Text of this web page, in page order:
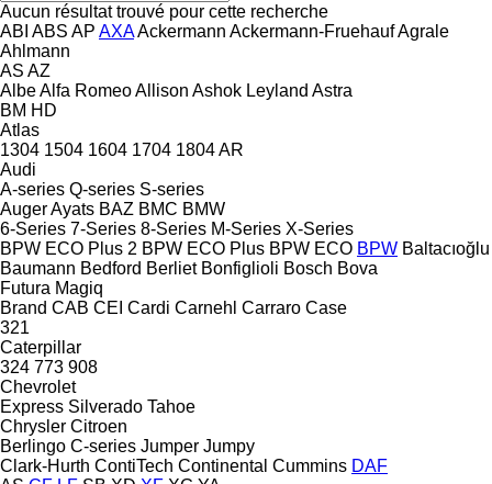
Aucun résultat trouvé pour cette recherche
ABI ABS AP AXAAckermann Ackermann-FruehaufAgrale
Ahlmann
AS AZ
AlbeAlfa RomeoAllison Ashok Leyland Astra
BM HD
Atlas
1304 1504 1604 1704 1804AR
Audi
A-series Q-series S-series
AugerAyats BAZ BMC BMW
6-Series 7-Series 8-Series M-Series X-Series
BPW ECO Plus 2 BPW ECO Plus BPW ECO BPW Baltacıoğlu
Baumann Bedford Berliet Bonfiglioli Bosch Bova
Futura Magiq
Brand CAB CEI Cardi Carnehl Carraro Case
321
Caterpillar
324 773 908
Chevrolet
Express Silverado Tahoe
Chrysler Citroen
Berlingo C-series Jumper Jumpy
Clark-Hurth ContiTech Continental Cummins DAF